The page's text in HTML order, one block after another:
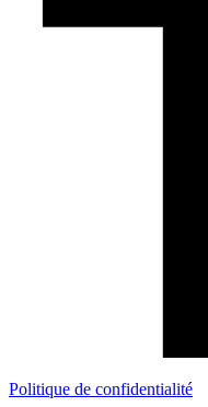
Politique de confidentialité